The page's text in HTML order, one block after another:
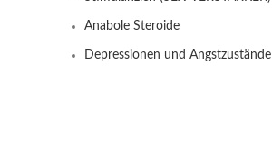
Anabole Steroide
Depressionen und Angstzustände